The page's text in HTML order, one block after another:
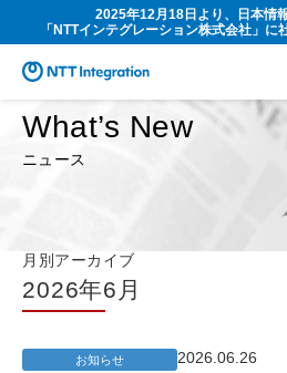
2025年12月18日より、日本情
「NTTインテグレーション株式会社」に
What’s New
ニュース
月別アーカイブ
2026年6月
お知らせ
2026.06.26